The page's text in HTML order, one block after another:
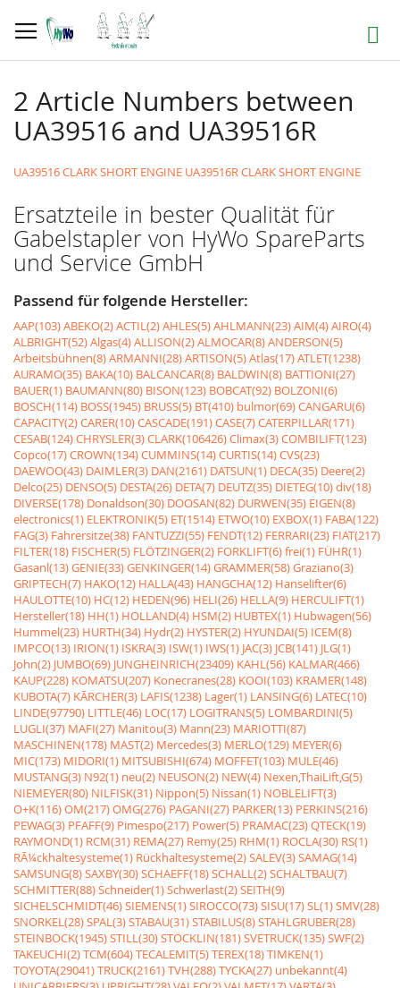
zum
Inhalt
Suche
2 Article Numbers between
UA39516 and UA39516R
UA39516 CLARK SHORT ENGINE UA39516R CLARK SHORT ENGINE
Ersatzteile in bester Qualität für
Gabelstapler von HyWo SpareParts
und Service GmbH
Passend für folgende Hersteller:
AAP(103)ABEKO(2)ACTIL(2)AHLES(5)AHLMANN(23)AIM(4)AIRO(4)
ALBRIGHT(52)Algas(4)ALLISON(2)ALMOCAR(8)ANDERSON(5)
Arbeitsbühnen(8)ARMANNI(28)ARTISON(5)Atlas(17)ATLET(1238)
AURAMO(35) BAKA(10) BALCANCAR(8) BALDWIN(8) BATTIONI(27)
BAUER(1) BAUMANN(80) BISON(123) BOBCAT(92) BOLZONI(6)
BOSCH(114) BOSS(1945) BRUSS(5) BT(410) bulmor(69)CANGARU(6)
CAPACITY(2)CARER(10)CASCADE(191)CASE(7)CATERPILLAR(171)
CESAB(124)CHRYSLER(3)CLARK(106426)Climax(3)COMBILIFT(123)
Copco(17)CROWN(134)CUMMINS(14)CURTIS(14)CVS(23)
DAEWOO(43) DAIMLER(3) DAN(2161) DATSUN(1) DECA(35) Deere(2)
Delco(25) DENSO(5) DESTA(26) DETA(7) DEUTZ(35) DIETEG(10)div(18)
DIVERSE(178) Donaldson(30) DOOSAN(82) DURWEN(35) EIGEN(8)
electronics(1) ELEKTRONIK(5) ET(1514) ETWO(10) EXBOX(1) FABA(122)
FAG(3) Fahrersitze(38) FANTUZZI(55) FENDT(12) FERRARI(23) FIAT(217)
FILTER(18) FISCHER(5) FLÖTZINGER(2) FORKLIFT(6)frei(1) FÜHR(1)
Gasanl(13)GENIE(33)GENKINGER(14)GRAMMER(58)Graziano(3)
GRIPTECH(7) HAKO(12) HALLA(43) HANGCHA(12) Hanselifter(6)
HAULOTTE(10) HC(12) HEDEN(96) HELI(26) HELLA(9) HERCULIFT(1)
Hersteller(18) HH(1) HOLLAND(4) HSM(2) HUBTEX(1) Hubwagen(56)
Hummel(23) HURTH(34) Hydr(2) HYSTER(2) HYUNDAI(5) ICEM(8)
IMPCO(13) IRION(1) ISKRA(3) ISW(1) IWS(1) JAC(3) JCB(141) JLG(1)
John(2) JUMBO(69) JUNGHEINRICH(23409) KAHL(56) KALMAR(466)
KAUP(228) KOMATSU(207) Konecranes(28) KOOI(103) KRAMER(148)
KUBOTA(7) KÃRCHER(3) LAFIS(1238) Lager(1) LANSING(6) LATEC(10)
LINDE(97790) LITTLE(46) LOC(17) LOGITRANS(5) LOMBARDINI(5)
LUGLI(37) MAFI(27) Manitou(3) Mann(23) MARIOTTI(87)
MASCHINEN(178) MAST(2) Mercedes(3) MERLO(129) MEYER(6)
MIC(173) MIDORI(1) MITSUBISHI(674) MOFFET(103) MULE(46)
MUSTANG(3) N92(1) neu(2) NEUSON(2) NEW(4) Nexen,ThaiLift,G(5)
NIEMEYER(80) NILFISK(31) Nippon(5) Nissan(1) NOBLELIFT(3)
O+K(116)OM(217)OMG(276) PAGANI(27) PARKER(13) PERKINS(216)
PEWAG(3) PFAFF(9) Pimespo(217) Power(5) PRAMAC(23)QTECK(19)
RAYMOND(1) RCM(31) REMA(27) Remy(25) RHM(1) ROCLA(30) RS(1)
RÃ¼ckhaltesysteme(1) Rückhaltesysteme(2)SALEV(3)SAMAG(14)
SAMSUNG(8)SAXBY(30)SCHAEFF(18)SCHALL(2)SCHALTBAU(7)
SCHMITTER(88)Schneider(1)Schwerlast(2)SEITH(9)
SICHELSCHMIDT(46)SIEMENS(1)SIROCCO(73)SISU(17)SL(1)SMV(28)
SNORKEL(28)SPAL(3)STABAU(31)STABILUS(8)STAHLGRUBER(28)
STEINBOCK(1945)STILL(30)STÖCKLIN(181)SVETRUCK(135)SWF(2)
TAKEUCHI(2)TCM(604)TECALEMIT(5)TEREX(18)TIMKEN(1)
TOYOTA(29041)TRUCK(2161)TVH(288)TYCKA(27) unbekannt(4)